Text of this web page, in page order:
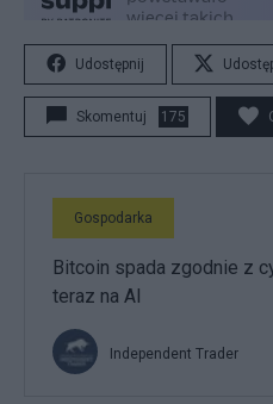
Udostępnij
Skomentuj 175
Gospodarka
Bitcoin spada zgodnie z
teraz na AI
Independent Trader